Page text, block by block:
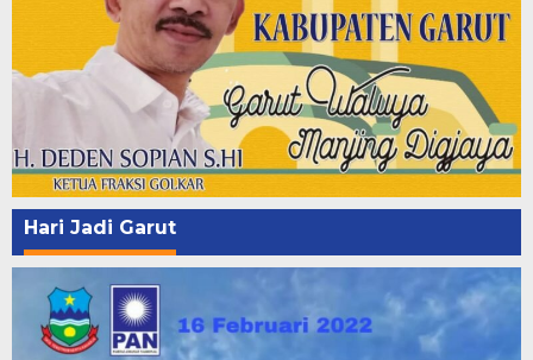
Hari Jadi Garut